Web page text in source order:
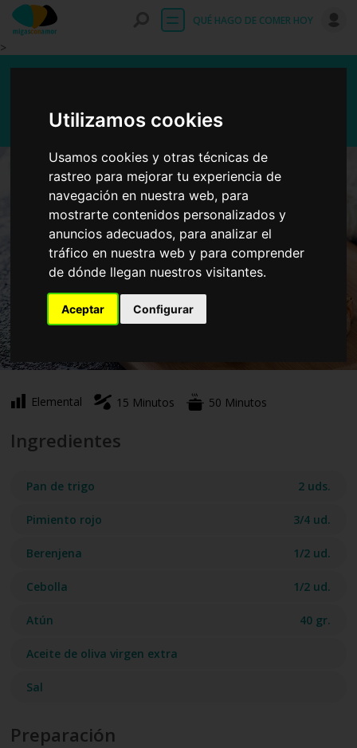
Utilizamos cookies
Usamos cookies y otras técnicas de
rastreo para mejorar tu experiencia de
navegación en nuestra web, para
mostrarte contenidos personalizados y
anuncios adecuados, para analizar el
tráfico en nuestra web y para comprender
de dónde llegan nuestros visitantes.
Aceptar Configurar
>
QUÉ HAGO DE COMER HOY Entrar
Tostada con escalivada
Elemental 15 Minutos 50 Minutos
Ingredientes
Pan de trigo 2 uds.
Pimiento rojo 3/4 ud.
Berenjena 1/2 ud.
Cebolla 1/2 ud.
Atún 40 gr.
Aceite de oliva virgen extra
Sal
Preparación